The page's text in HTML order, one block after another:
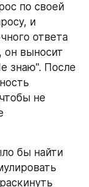
по своей
и
ответа
он выносит
знаю". После
не
бы найти